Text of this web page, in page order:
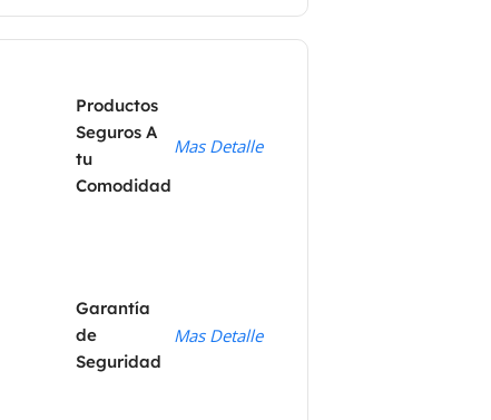
Productos
Seguros A
tu
Comodidad
Mas Detalle
Garantía
de
Seguridad
Mas Detalle